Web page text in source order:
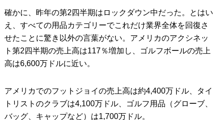
確かに、昨年の第2四半期はロックダウン中だった。とはい
え、すべての用品カテゴリーでこれだけ業界全体を回復さ
せたことに驚き以外の言葉がない。アメリカのアクシネッ
ト第2四半期の売上高は117％増加し、ゴルフボールの売上
高は6,600万ドルに近い。
アメリカでのフットジョイの売上高は約4,400万ドル、タイ
トリストのクラブは4,100万ドル、ゴルフ用品（グローブ、
バッグ、キャップなど）は1,700万ドル。